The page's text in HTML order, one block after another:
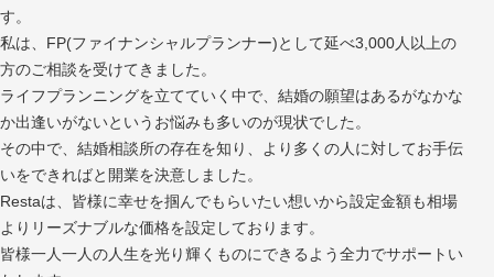
す。
私は、FP(ファイナンシャルプランナー)として延べ3,000人以上の
方のご相談を受けてきました。
ライフプランニングを立てていく中で、結婚の願望はあるがなかな
か出逢いがないというお悩みも多いのが現状でした。
その中で、結婚相談所の存在を知り、より多くの人に対してお手伝
いをできればと開業を決意しました。
Restaは、皆様に幸せを掴んでもらいたい想いから設定金額も相場
よりリーズナブルな価格を設定しております。
皆様一人一人の人生を光り輝くものにできるよう全力でサポートい